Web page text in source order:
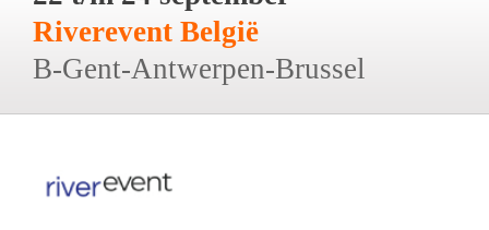
Riverevent België
B-Gent-Antwerpen-Brussel